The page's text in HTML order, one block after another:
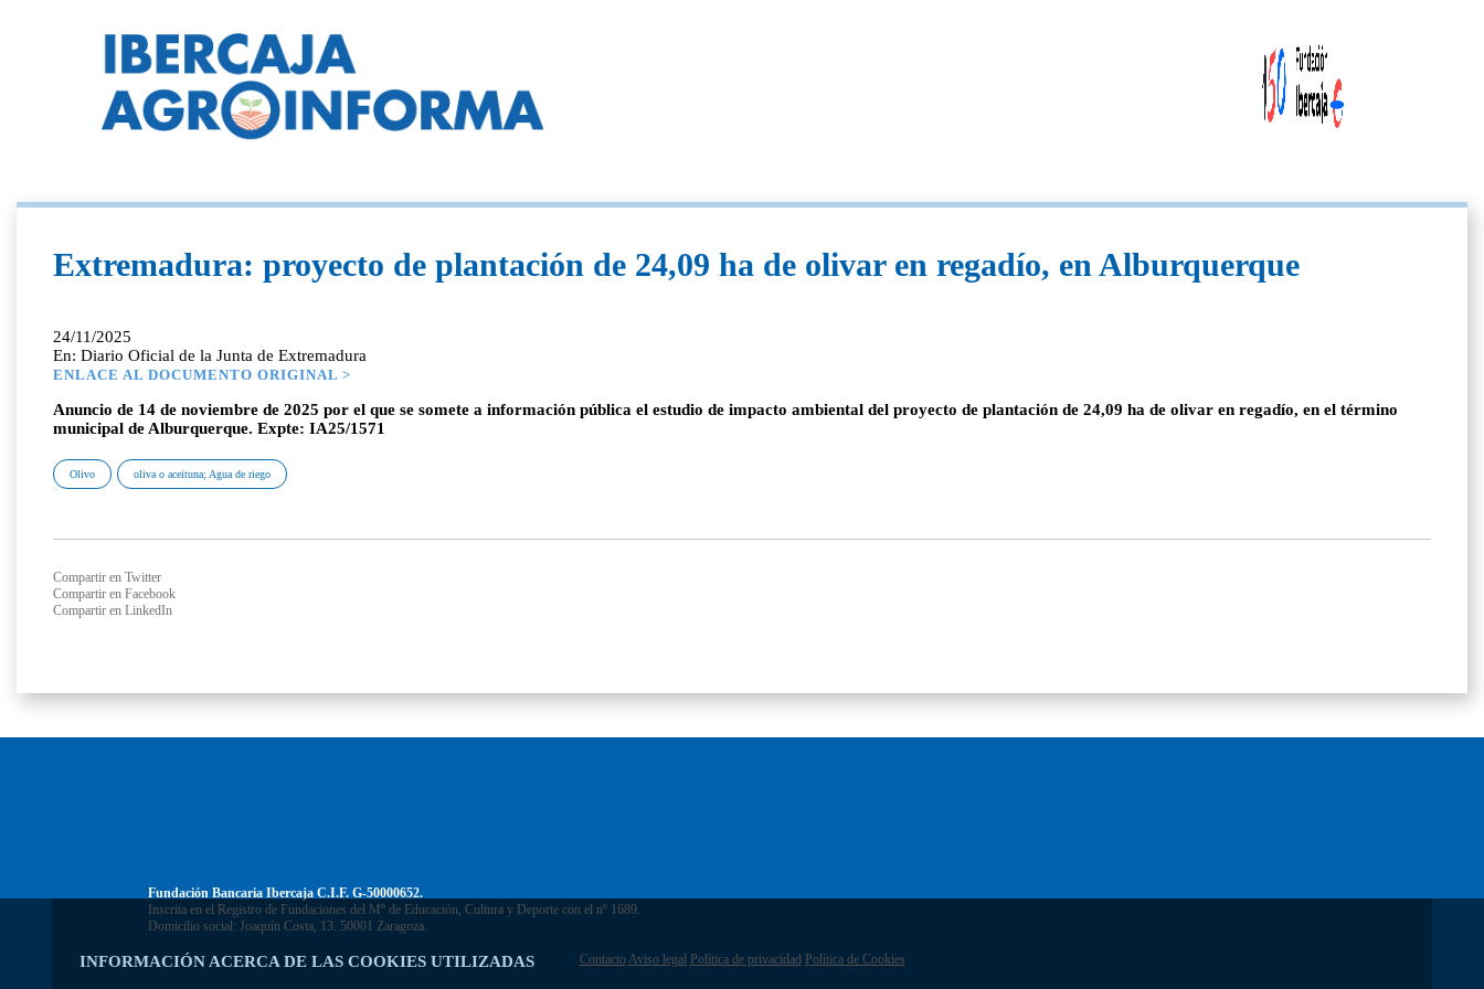
INFORMACIÓN ACERCA DE LAS COOKIES UTILIZADAS
Extremadura: proyecto de plantación de 24,09 ha de olivar en regadío, en Alburquerque
24/11/2025
En: Diario Oficial de la Junta de Extremadura
ENLACE AL DOCUMENTO ORIGINAL >
Anuncio de 14 de noviembre de 2025 por el que se somete a información pública el estudio de impacto ambiental del proyecto de plantación de 24,09 ha de olivar en regadío, en el término
municipal de Alburquerque. Expte: IA25/1571
Olivo oliva o aceituna; Agua de riego
Compartir en Twitter
Compartir en Facebook
Compartir en LinkedIn
Fundación Bancaria Ibercaja C.I.F. G-50000652.
Inscrita en el Registro de Fundaciones del Mº de Educación, Cultura y Deporte con el nº 1689.
Domicilio social: Joaquín Costa, 13. 50001 Zaragoza.
Contacto Aviso legal Política de privacidad Política de Cookies